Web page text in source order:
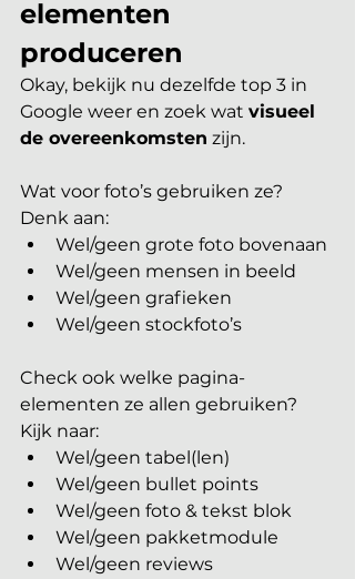
elementen
produceren
Okay, bekijk nu dezelfde top 3 in
Google weer en zoek wat visueel
de overeenkomsten zijn.
Wat voor foto’s gebruiken ze?
Denk aan:
Wel/geen grote foto bovenaan
Wel/geen mensen in beeld
Wel/geen grafieken
Wel/geen stockfoto’s
Check ook welke pagina-
elementen ze allen gebruiken?
Kijk naar:
Wel/geen tabel(len)
Wel/geen bullet points
Wel/geen foto & tekst blok
Wel/geen pakketmodule
Wel/geen reviews